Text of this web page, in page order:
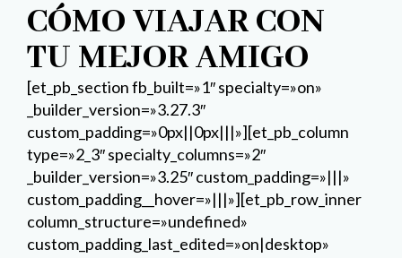
CÓMO VIAJAR CON
TU MEJOR AMIGO
[et_pb_section fb_built=»1″ specialty=»on»
_builder_version=»3.27.3″
custom_padding=»0px||0px|||»][et_pb_column
type=»2_3″ specialty_columns=»2″
_builder_version=»3.25″ custom_padding=»|||»
custom_padding__hover=»|||»][et_pb_row_inner
column_structure=»undefined»
custom_padding_last_edited=»on|desktop»